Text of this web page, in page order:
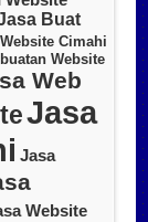
Buat
Cimahi
Website
Web
Jasa
Jasa
Website